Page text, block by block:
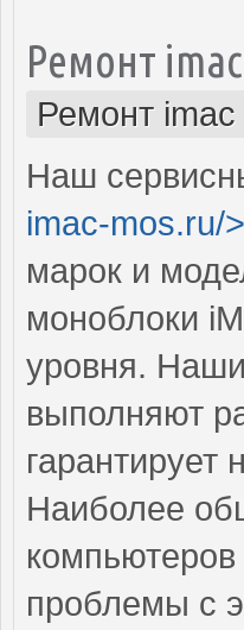
Ремонт imac
Ремонт
Наш
imac-mos.ru/>
марок и
моноблоки
уровня.
выполняют
гарантирует
Наиболее
проблемы с